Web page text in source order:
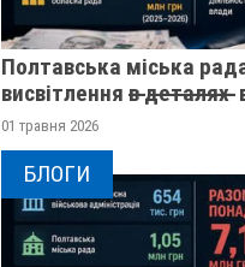
Полтавська міська
висвітлення в̶ ̶д̶е̶т̶а̶л̶я̶х̶
01 травня 2026
БЛОГИ